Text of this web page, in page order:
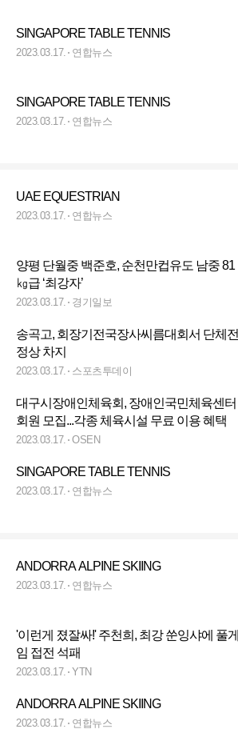
SINGAPORE TABLE TENNIS
2023.03.17. 연합뉴스
SINGAPORE TABLE TENNIS
2023.03.17. 연합뉴스
UAE EQUESTRIAN
2023.03.17. 연합뉴스
양평 단월중 백준호, 순천만컵유도 남중 81
㎏급 ‘최강자’
2023.03.17. 경기일보
송곡고, 회장기전국장사씨름대회서 단체전
정상 차지
2023.03.17. 스포츠투데이
대구시장애인체육회, 장애인국민체육센터
회원 모집...각종 체육시설 무료 이용 혜택
2023.03.17. OSEN
SINGAPORE TABLE TENNIS
2023.03.17. 연합뉴스
ANDORRA ALPINE SKIING
2023.03.17. 연합뉴스
'이런게 졌잘싸!' 주천희, 최강 쑨잉샤에 풀게
임 접전 석패
2023.03.17. YTN
ANDORRA ALPINE SKIING
2023.03.17. 연합뉴스